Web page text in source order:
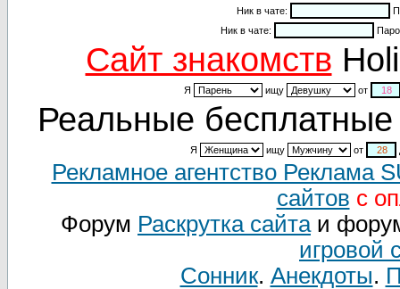
Ник в чате:
Ник в чате:
Cайт знакомств
Я ищу от
Реальные бесплатные
Я ищу от
Рекламное агентство Реклама
сайтов с
Форум Раскрутка сайтаи
игровой
Сонник. Анекдоты.